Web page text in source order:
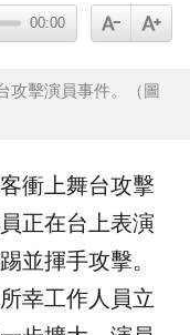
00:00
攻擊演員事件。（圖
衝上舞台攻擊
正在台上表演
並揮手攻擊。
幸工作人員立